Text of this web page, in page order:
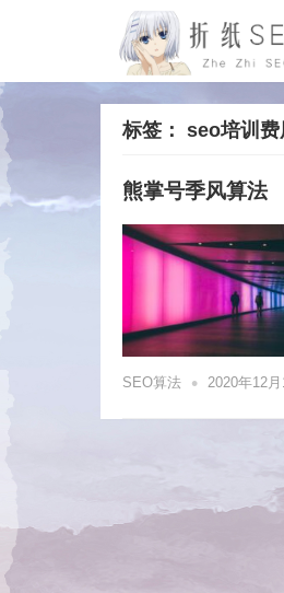
标签： seo培训费
熊掌号季风算法
SEO算法 • 2020年12月